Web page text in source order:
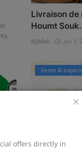
offers directly in
Livraison de
Houmt
Njiblek Jan 5,
Vente &